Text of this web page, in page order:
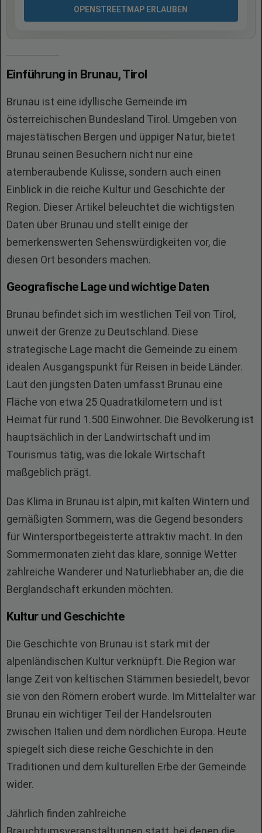
OPENSTREETMAP ERLAUBEN
Einführung in Brunau, Tirol
Brunau ist eine idyllische Gemeinde im
österreichischen Bundesland Tirol. Umgeben von
majestätischen Bergen und üppiger Natur, bietet
Brunau seinen Besuchern nicht nur eine
atemberaubende Kulisse, sondern auch einen
Einblick in die reiche Kultur und Geschichte der
Region. Dieser Artikel beleuchtet die wichtigsten
Daten über Brunau und stellt einige der
bemerkenswerten Sehenswürdigkeiten vor, die
diesen Ort besonders machen.
Geografische Lage und wichtige Daten
Brunau befindet sich im westlichen Teil von Tirol,
unweit der Grenze zu Deutschland. Diese
strategische Lage macht die Gemeinde zu einem
idealen Ausgangspunkt für Reisen in beide Länder.
Laut den jüngsten Daten umfasst Brunau eine
Fläche von etwa 25 Quadratkilometern und ist
Heimat für rund 1.500 Einwohner. Die Bevölkerung ist
hauptsächlich in der Landwirtschaft und im
Tourismus tätig, was die lokale Wirtschaft
maßgeblich prägt.
Das Klima in Brunau ist alpin, mit kalten Wintern und
gemäßigten Sommern, was die Gegend besonders
für Wintersportbegeisterte attraktiv macht. In den
Sommermonaten zieht das klare, sonnige Wetter
zahlreiche Wanderer und Naturliebhaber an, die die
Berglandschaft erkunden möchten.
Kultur und Geschichte
Die Geschichte von Brunau ist stark mit der
alpenländischen Kultur verknüpft. Die Region war
lange Zeit von keltischen Stämmen besiedelt, bevor
sie von den Römern erobert wurde. Im Mittelalter war
Brunau ein wichtiger Teil der Handelsrouten
zwischen Italien und dem nördlichen Europa. Heute
spiegelt sich diese reiche Geschichte in den
Traditionen und dem kulturellen Erbe der Gemeinde
wider.
Jährlich finden zahlreiche